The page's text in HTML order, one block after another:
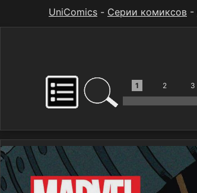
UniComics - Серии комиксов -
1 2 3